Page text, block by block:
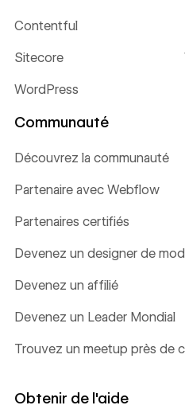
Contentful
Sitecore
WordPress
Communauté
Découvrez la communauté
Partenaire avec Webflow
Partenaires certifiés
Devenez un designer de
Devenez un affilié
Devenez un Leader Mondial
Trouvez un meetup près de
Obtenir de l'aide